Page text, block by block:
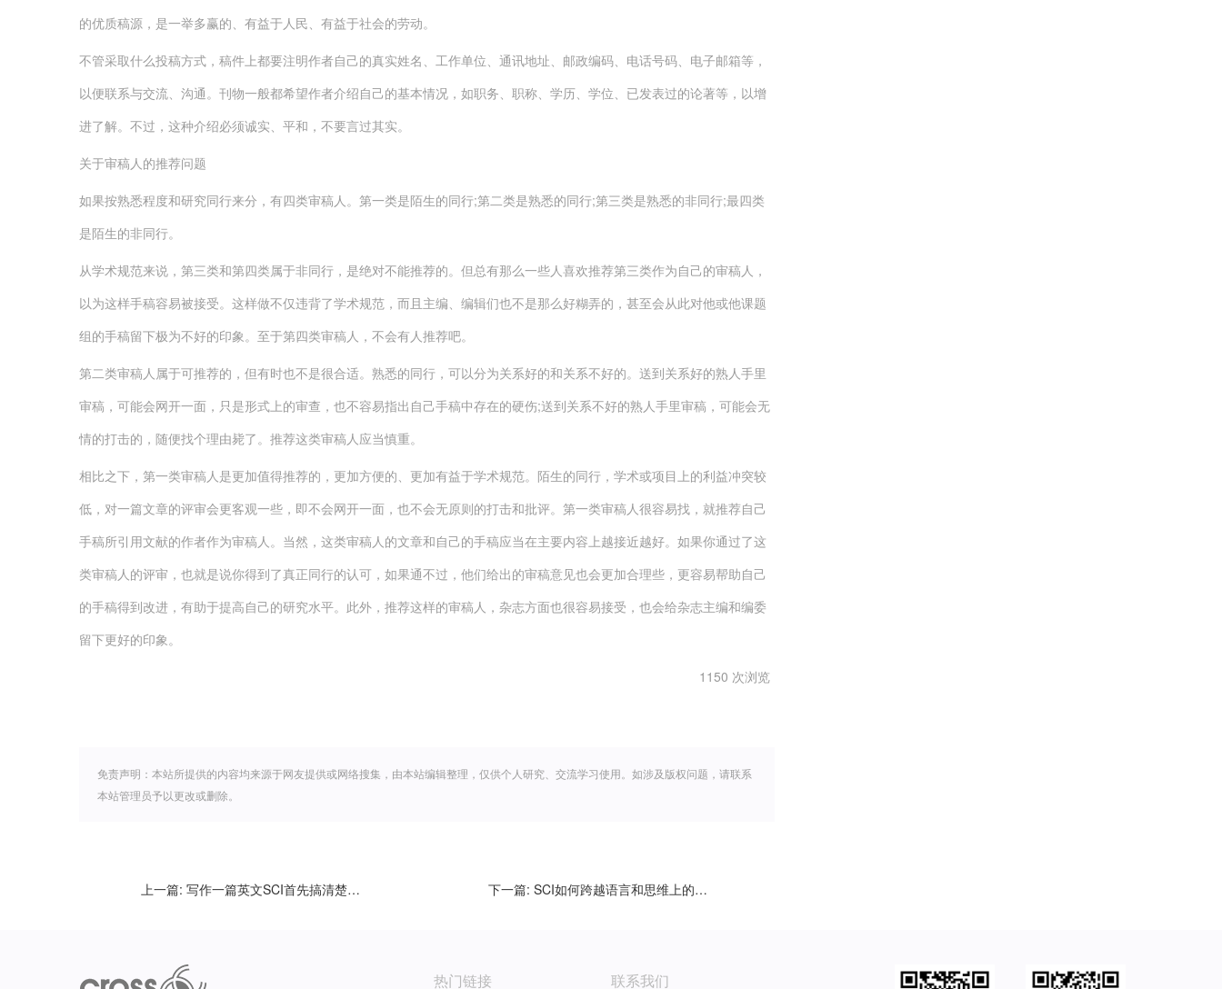
的优质稿源，是一举多赢的、有益于人民、有益于社会的劳动。
不管采取什么投稿方式，稿件上都要注明作者自己的真实姓名、工作单位、通讯地址、邮政编码、电话号码、电子邮箱等，
以便联系与交流、沟通。刊物一般都希望作者介绍自己的基本情况，如职务、职称、学历、学位、已发表过的论著等，以增
进了解。不过，这种介绍必须诚实、平和，不要言过其实。
关于审稿人的推荐问题
如果按熟悉程度和研究同行来分，有四类审稿人。第一类是陌生的同行;第二类是熟悉的同行;第三类是熟悉的非同行;最四类
是陌生的非同行。
从学术规范来说，第三类和第四类属于非同行，是绝对不能推荐的。但总有那么一些人喜欢推荐第三类作为自己的审稿人，
以为这样手稿容易被接受。这样做不仅违背了学术规范，而且主编、编辑们也不是那么好糊弄的，甚至会从此对他或他课题
组的手稿留下极为不好的印象。至于第四类审稿人，不会有人推荐吧。
第二类审稿人属于可推荐的，但有时也不是很合适。熟悉的同行，可以分为关系好的和关系不好的。送到关系好的熟人手里
审稿，可能会网开一面，只是形式上的审查，也不容易指出自己手稿中存在的硬伤;送到关系不好的熟人手里审稿，可能会无
情的打击的，随便找个理由毙了。推荐这类审稿人应当慎重。
相比之下，第一类审稿人是更加值得推荐的，更加方便的、更加有益于学术规范。陌生的同行，学术或项目上的利益冲突较
低，对一篇文章的评审会更客观一些，即不会网开一面，也不会无原则的打击和批评。第一类审稿人很容易找，就推荐自己
手稿所引用文献的作者作为审稿人。当然，这类审稿人的文章和自己的手稿应当在主要内容上越接近越好。如果你通过了这
类审稿人的评审，也就是说你得到了真正同行的认可，如果通不过，他们给出的审稿意见也会更加合理些，更容易帮助自己
的手稿得到改进，有助于提高自己的研究水平。此外，推荐这样的审稿人，杂志方面也很容易接受，也会给杂志主编和编委
留下更好的印象。
1150 次浏览
免责声明：本站所提供的内容均来源于网友提供或网络搜集，由本站编辑整理，仅供个人研究、交流学习使用。如涉及版权问题，请联系
本站管理员予以更改或删除。
上一篇: 写作一篇英文SCI首先搞清楚时态和语态 下一篇:SCI如何跨越语言和思维上的障碍
热门链接 联系我们